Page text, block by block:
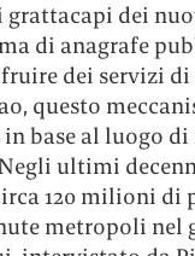
grattacapi dei
di anagrafe
dei servizi di
questo
base al luogo
ultimi
120 milioni di
metropoli nel